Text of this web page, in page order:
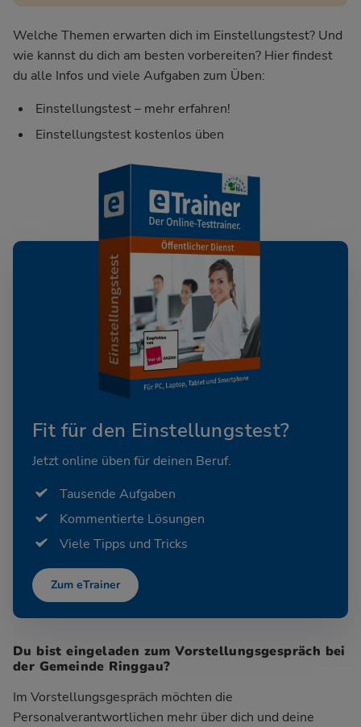
Welche Themen erwarten dich im Einstellungstest? Und
wie kannst du dich am besten vorbereiten? Hier findest
du alle Infos und viele Aufgaben zum Üben:
Einstellungstest – mehr erfahren!
Einstellungstest kostenlos üben
Fit für den Einstellungstest?
Jetzt online üben für deinen Beruf.
Tausende Aufgaben
Kommentierte Lösungen
Viele Tipps und Tricks
Zum eTrainer
Du bist eingeladen zum Vorstellungsgespräch bei
der Gemeinde Ringgau?
Im Vorstellungsgespräch möchten die
Personalverantwortlichen mehr über dich und deine